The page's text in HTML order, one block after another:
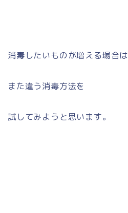
消毒したいものが増える場合は
また違う消毒方法を
試してみようと思います。